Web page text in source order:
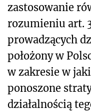
zastosowanie
rozumieniu art.
prowadzących
położony w
w zakresie w
ponoszone
działalnością